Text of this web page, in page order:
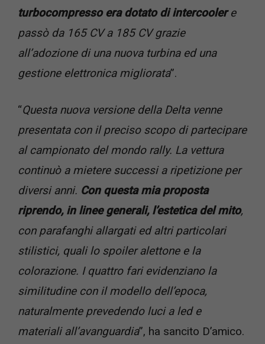
turbocompresso era dotato di intercoolere
passò da 165 CV a 185 CV grazie
all’adozione di una nuova turbina ed una
gestione elettronica migliorata”.
“Questa nuova versione della Delta venne
presentata con il preciso scopo di partecipare
al campionato del mondo rally. La vettura
continuò a mietere successi a ripetizione per
diversi anni. Con questa mia proposta
riprendo, in linee generali, l’estetica del mito,
con parafanghi allargati ed altri particolari
stilistici, quali lo spoiler alettone e la
colorazione. I quattro fari evidenziano la
similitudine con il modello dell’epoca,
naturalmente prevedendo luci a led e
materiali all’avanguardia”, ha sancito D’amico.